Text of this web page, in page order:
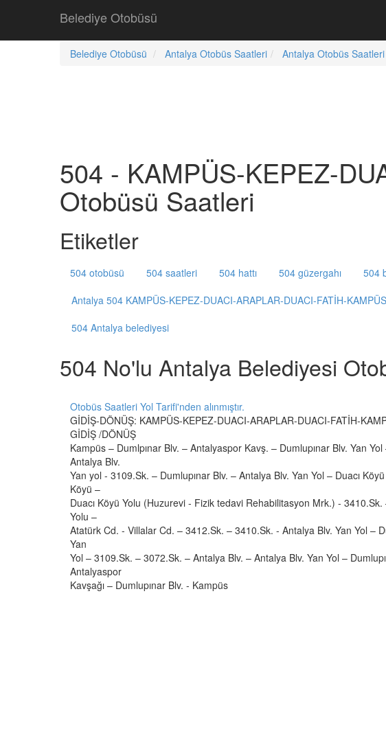
Belediye Otobüsü
Belediye Otobüsü Antalya Otobüs Saatleri Antalya Otobüs Saatleri
504 - KAMPÜS-KEPEZ-
Otobüsü Saatleri
Etiketler
504 otobüsü 504 saatleri 504 hattı 504 güzergahı 504
Antalya 504 KAMPÜS-KEPEZ-DUACI-ARAPLAR-DUACI-FATİH-KAMPÜS
504 Antalya belediyesi
504 No'lu Antalya Belediyesi
Otobüs Saatleri Yol Tarifi'nden alınmıştır.
GİDİŞ-DÖNÜŞ: KAMPÜS-KEPEZ-DUACI-ARAPLAR-DUACI-FATİH-
GİDİŞ /DÖNÜŞ
Kampüs – Dumlpınar Blv. – Antalyaspor Kavş. – Dumlupınar Blv. Yan
Antalya Blv.
Yan yol - 3109.Sk. – Dumlupınar Blv. – Antalya Blv. Yan Yol – Duacı
Köyü –
Duacı Köyü Yolu (Huzurevi - Fizik tedavi Rehabilitasyon Mrk.) - 3410.Sk.
Yolu –
Atatürk Cd. - Villalar Cd. – 3412.Sk. – 3410.Sk. - Antalya Blv. Yan Yol –
Yan
Yol – 3109.Sk. – 3072.Sk. – Antalya Blv. – Antalya Blv. Yan Yol –
Antalyaspor
Kavşağı – Dumlupınar Blv. - Kampüs